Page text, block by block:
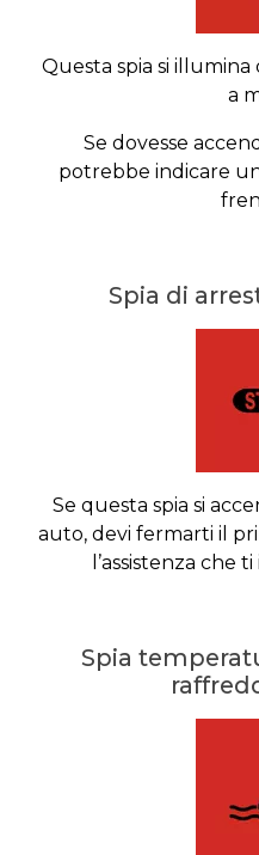
Questa spia si
a
Se dovesse
potrebbe indicare
Spia di
Se questa spia si
auto, devi fermarti il
l’assistenza che
Spia